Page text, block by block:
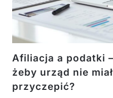
Afiliacja a podatki
żeby urząd nie
przyczepić?